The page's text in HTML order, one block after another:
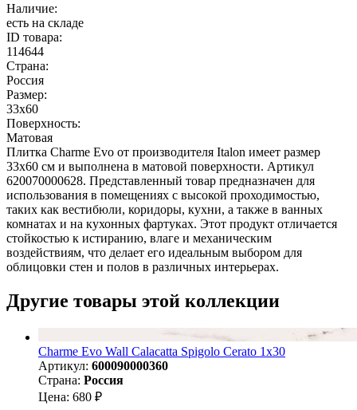
Наличие:
есть на складе
ID товара:
114644
Страна:
Россия
Размер:
33x60
Поверхность:
Матовая
Плитка Charme Evo от производителя Italon имеет размер
33х60 см и выполнена в матовой поверхности. Артикул
620070000628. Представленный товар предназначен для
использования в помещениях с высокой проходимостью,
таких как вестибюли, коридоры, кухни, а также в ванных
комнатах и на кухонных фартуках. Этот продукт отличается
стойкостью к истиранию, влаге и механическим
воздействиям, что делает его идеальным выбором для
облицовки стен и полов в различных интерьерах.
Другие товары этой коллекции
Charme Evo Wall Calacatta Spigolo Cerato 1х30
Артикул: 600090000360
Страна: Россия
Цена: 680 ₽